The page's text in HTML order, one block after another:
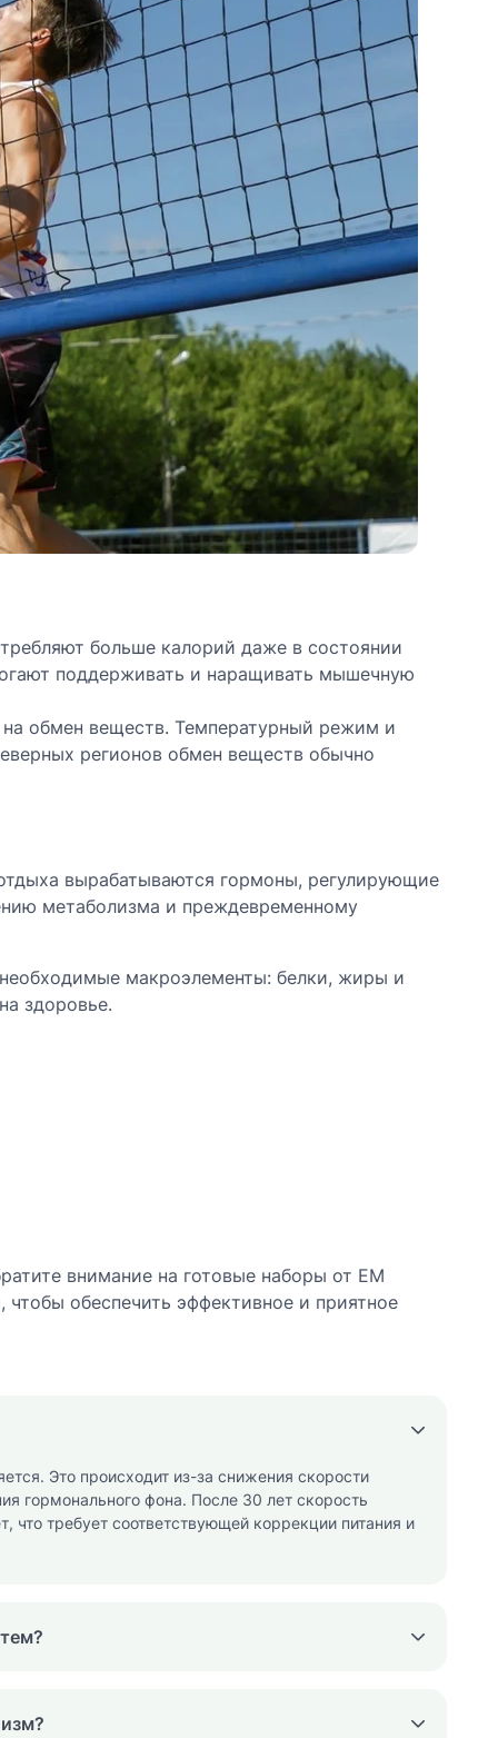
больше калорий даже в состоянии
поддерживать и наращивать мышечную
обмен веществ. Температурный режим и
регионов обмен веществ обычно
вырабатываются гормоны, регулирующие
метаболизма и преждевременному
макроэлементы: белки, жиры и
здоровье.
внимание на готовые наборы от EM
обеспечить эффективное и приятное
Это происходит из-за снижения скорости
гормонального фона. После 30 лет скорость
требует соответствующей коррекции питания и